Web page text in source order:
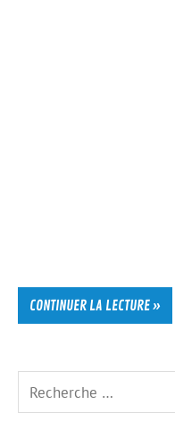
CONTINUER LA LECTURE »